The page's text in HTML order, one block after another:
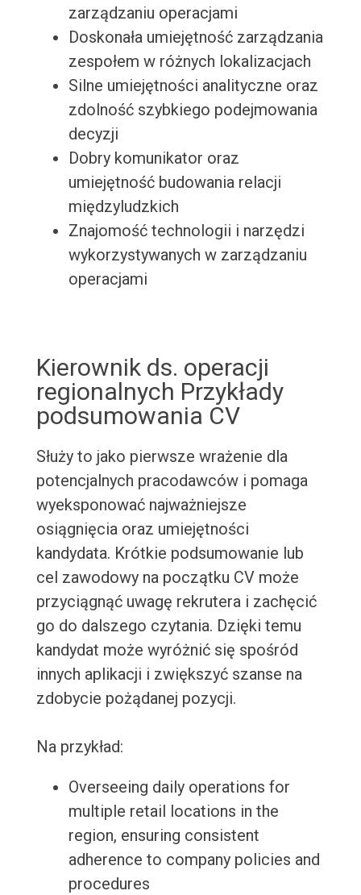
zarządzaniu operacjami
Doskonała umiejętność zarządzania
zespołem w różnych lokalizacjach
Silne umiejętności analityczne oraz
zdolność szybkiego podejmowania
decyzji
Dobry komunikator oraz
umiejętność budowania relacji
międzyludzkich
Znajomość technologii i narzędzi
wykorzystywanych w zarządzaniu
operacjami
Kierownik ds. operacji
regionalnych Przykłady
podsumowania CV
Służy to jako pierwsze wrażenie dla
potencjalnych pracodawców i pomaga
wyeksponować najważniejsze
osiągnięcia oraz umiejętności
kandydata. Krótkie podsumowanie lub
cel zawodowy na początku CV może
przyciągnąć uwagę rekrutera i zachęcić
go do dalszego czytania. Dzięki temu
kandydat może wyróżnić się spośród
innych aplikacji i zwiększyć szanse na
zdobycie pożądanej pozycji.
Na przykład:
Overseeing daily operations for
multiple retail locations in the
region, ensuring consistent
adherence to company policies and
procedures